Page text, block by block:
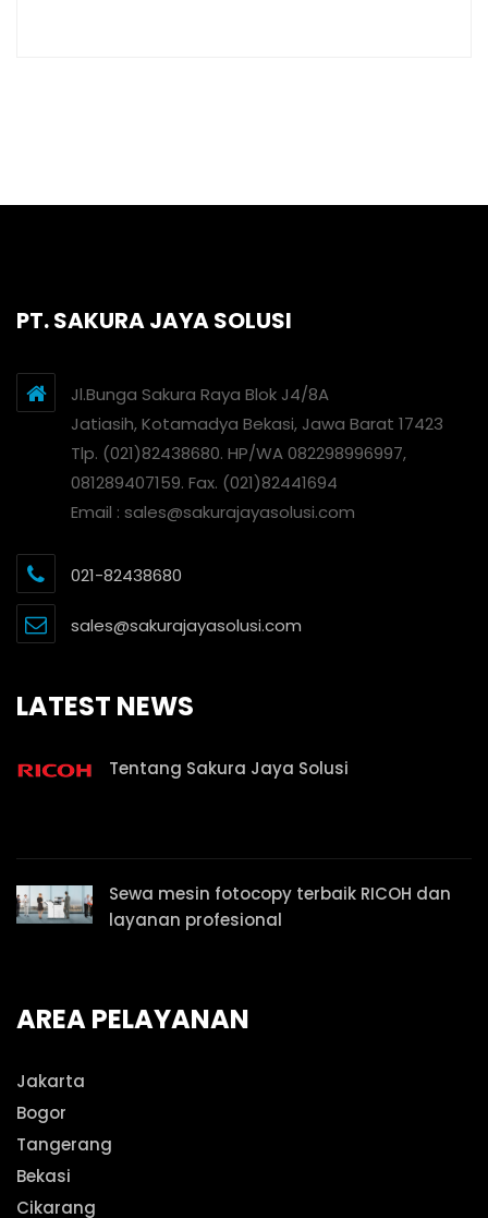
PT. SAKURA JAYA SOLUSI
Jl.Bunga Sakura Raya Blok J4/8A
Jatiasih, Kotamadya Bekasi, Jawa Barat 17423
Tlp. (021)82438680. HP/WA 082298996997,
081289407159. Fax. (021)82441694
Email : sales@sakurajayasolusi.com
021-82438680
sales@sakurajayasolusi.com
LATEST NEWS
Tentang Sakura Jaya Solusi
Sewa mesin fotocopy terbaik RICOH dan
layanan profesional
AREA PELAYANAN
Jakarta
Bogor
Tangerang
Bekasi
Cikarang